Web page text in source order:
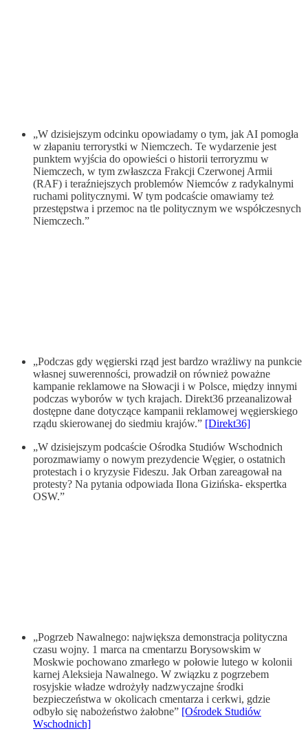
„W dzisiejszym odcinku opowiadamy o tym, jak AI pomogła
w złapaniu terrorystki w Niemczech. Te wydarzenie jest
punktem wyjścia do opowieści o historii terroryzmu w
Niemczech, w tym zwłaszcza Frakcji Czerwonej Armii
(RAF) i teraźniejszych problemów Niemców z radykalnymi
ruchami politycznymi. W tym podcaście omawiamy też
przestępstwa i przemoc na tle politycznym we współczesnych
Niemczech.”
„Podczas gdy węgierski rząd jest bardzo wrażliwy na punkcie
własnej suwerenności, prowadził on również poważne
kampanie reklamowe na Słowacji i w Polsce, między innymi
podczas wyborów w tych krajach. Direkt36 przeanalizował
dostępne dane dotyczące kampanii reklamowej węgierskiego
rządu skierowanej do siedmiu krajów.” [Direkt36]
„W dzisiejszym podcaście Ośrodka Studiów Wschodnich
porozmawiamy o nowym prezydencie Węgier, o ostatnich
protestach i o kryzysie Fideszu. Jak Orban zareagował na
protesty? Na pytania odpowiada Ilona Gizińska- ekspertka
OSW.”
„Pogrzeb Nawalnego: największa demonstracja polityczna
czasu wojny. 1 marca na cmentarzu Borysowskim w
Moskwie pochowano zmarłego w połowie lutego w kolonii
karnej Aleksieja Nawalnego. W związku z pogrzebem
rosyjskie władze wdrożyły nadzwyczajne środki
bezpieczeństwa w okolicach cmentarza i cerkwi, gdzie
odbyło się nabożeństwo żałobne” [Ośrodek Studiów
Wschodnich]